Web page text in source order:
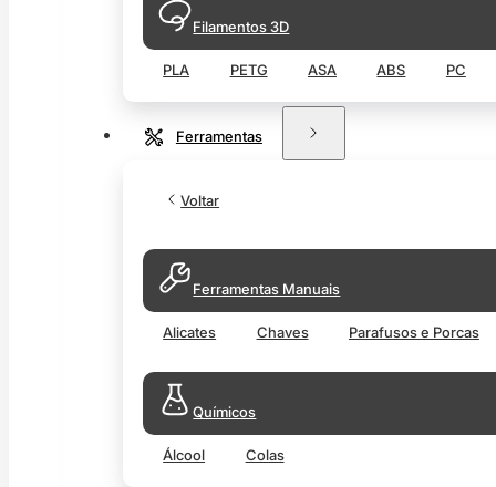
Filamentos 3D
PLA PETG ASA ABS PC
Ferramentas
Voltar
Ferramentas Manuais
Alicates Chaves Parafusos e Porcas
Químicos
Álcool Colas